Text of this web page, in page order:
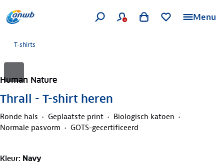
Menu
T-shirts
Human Nature
Thrall - T-shirt heren
Ronde hals Geplaatste print
Biologisch katoen
Normale pasvorm
GOTS-gecertificeerd
Kleur: Navy